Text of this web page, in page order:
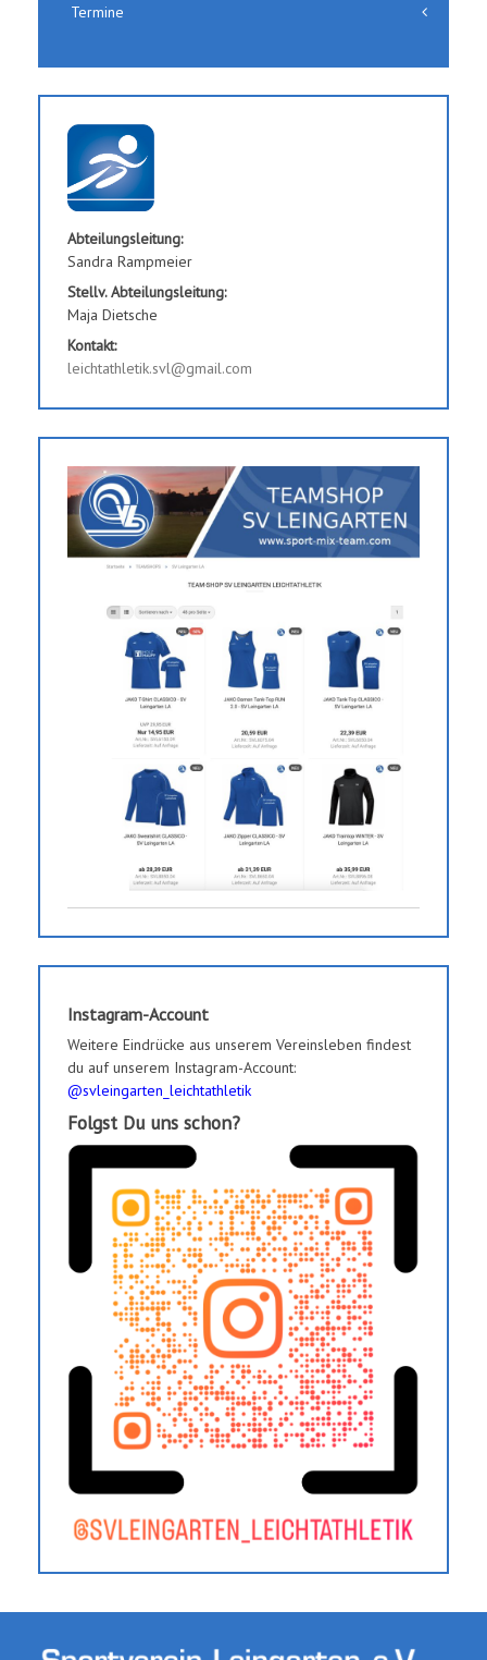
Termine
Abteilungsleitung:
Sandra Rampmeier
Stellv. Abteilungsleitung:
Maja Dietsche
Kontakt:
leichtathletik.svl@gmail.com
Instagram-Account
Weitere Eindrücke aus unserem Vereinsleben findest
du auf unserem Instagram-Account:
@svleingarten_leichtathletik
Folgst Du uns schon?